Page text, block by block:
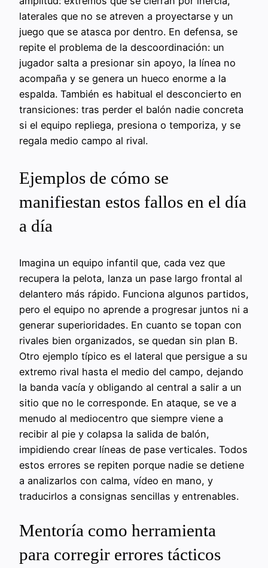
laterales que no se atreven a proyectarse y un
juego que se atasca por dentro. En defensa, se
repite el problema de la descoordinación: un
jugador salta a presionar sin apoyo, la línea no
acompaña y se genera un hueco enorme a la
espalda. También es habitual el desconcierto en
transiciones: tras perder el balón nadie concreta
si el equipo repliega, presiona o temporiza, y se
regala medio campo al rival.
Ejemplos de cómo se
manifiestan estos fallos en el día
a día
Imagina un equipo infantil que, cada vez que
recupera la pelota, lanza un pase largo frontal al
delantero más rápido. Funciona algunos partidos,
pero el equipo no aprende a progresar juntos ni a
generar superioridades. En cuanto se topan con
rivales bien organizados, se quedan sin plan B.
Otro ejemplo típico es el lateral que persigue a su
extremo rival hasta el medio del campo, dejando
la banda vacía y obligando al central a salir a un
sitio que no le corresponde. En ataque, se ve a
menudo al mediocentro que siempre viene a
recibir al pie y colapsa la salida de balón,
impidiendo crear líneas de pase verticales. Todos
estos errores se repiten porque nadie se detiene
a analizarlos con calma, vídeo en mano, y
traducirlos a consignas sencillas y entrenables.
Mentoría como herramienta
para corregir errores tácticos